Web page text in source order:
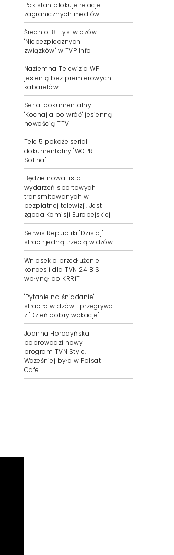
Pakistan blokuje relacje
zagranicznych mediów
Średnio 181 tys. widzów
"Niebezpiecznych
związków" w TVP Info
Naziemna Telewizja WP
jesienią bez premierowych
kabaretów
Serial dokumentalny
"Kochaj albo wróć" jesienną
nowością TTV
Tele 5 pokaże serial
dokumentalny "WOPR
Solina"
Będzie nowa lista
wydarzeń sportowych
transmitowanych w
bezpłatnej telewizji. Jest
zgoda Komisji Europejskiej
Serwis Republiki "Dzisiaj"
stracił jedną trzecią widzów
Wniosek o przedłużenie
koncesji dla TVN 24 BiS
wpłynął do KRRiT
"Pytanie na śniadanie"
straciło widzów i przegrywa
z "Dzień dobry wakacje"
Joanna Horodyńska
poprowadzi nowy
program TVN Style.
Wcześniej była w Polsat
Cafe